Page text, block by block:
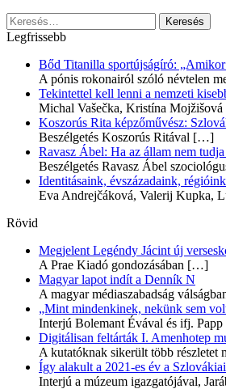
Keresés:
Legfrissebb
Bőd Titanilla sportújságíró:
A pónis rokonairól szóló névtelen
Tekintettel kell lenni a nemzeti
Michal Vašečka, Kristína Mojžišová
Koszorús Rita képzőművész:
Beszélgetés Koszorús Ritával […]
Ravasz Ábel: Ha az állam nem
Beszélgetés Ravasz Ábel
Identitásaink, évszázadaink, régióink
Eva Andrejčáková, Valerij Kupka,
Rövid
Megjelent Legéndy Jácint új
A Prae Kiadó gondozásában […]
Magyar lapot indít a Denník N
A magyar médiaszabadság
„Mint mindenkinek, nekünk sem
Interjú Bolemant Évával és ifj. Papp
Digitálisan feltárták I. Amenhotep
A kutatóknak sikerült több részletet
Így alakult a 2021-es év a
Interjú a múzeum igazgatójával,